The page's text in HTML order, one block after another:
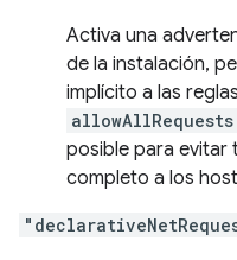
Activa una
de la instalación,
implícito a las
allowAllRequests
posible para evitar
completo a los